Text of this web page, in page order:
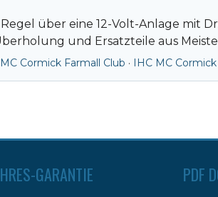
über eine 12-Volt-Anlage mit
und Ersatzteile aus
Cormick Farmall Club · IHC MC
GARANTIE PDF